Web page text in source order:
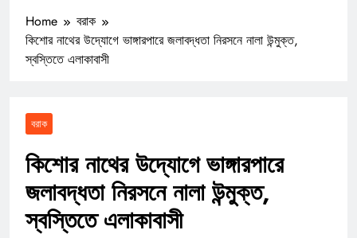
Home
বরাক
কিশোর নাথের উদ্যোগে ভাঙ্গারপারে জলাবদ্ধতা নিরসনে নালা উন্মুক্ত,
স্বস্তিতে এলাকাবাসী
বরাক
কিশোর নাথের উদ্যোগে ভাঙ্গারপারে
জলাবদ্ধতা নিরসনে নালা উন্মুক্ত,
স্বস্তিতে এলাকাবাসী